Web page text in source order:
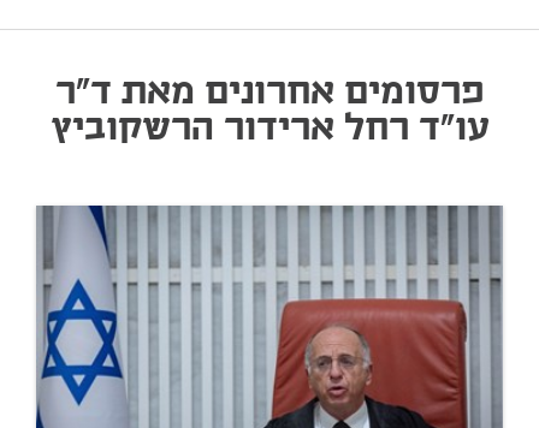
פרסומים אחרונים מאת ד"ר
עו"ד רחל ארידור הרשקוביץ